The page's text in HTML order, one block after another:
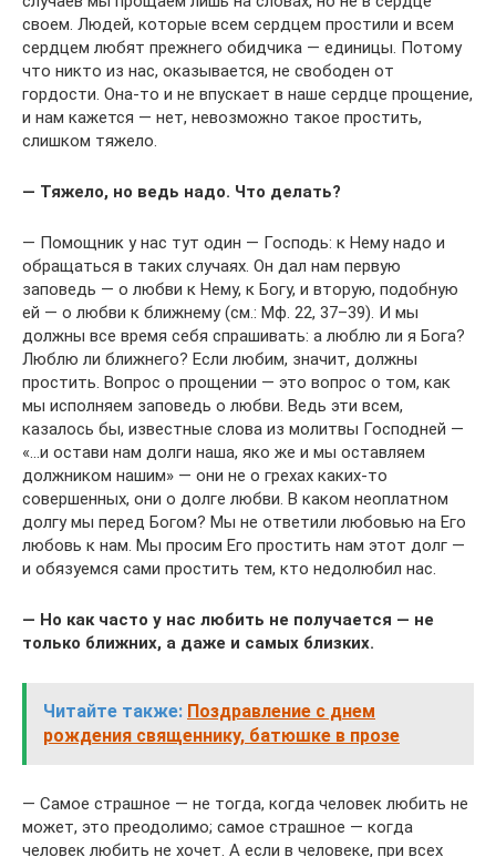
своем. Людей, которые всем сердцем простили и всем
сердцем любят прежнего обидчика — единицы. Потому
что никто из нас, оказывается, не свободен от
гордости. Она-то и не впускает в наше сердце прощение,
и нам кажется — нет, невозможно такое простить,
слишком тяжело.
— Тяжело, но ведь надо. Что делать?
— Помощник у нас тут один — Господь: к Нему надо и
обращаться в таких случаях. Он дал нам первую
заповедь — о любви к Нему, к Богу, и вторую, подобную
ей — о любви к ближнему (см.: Мф. 22, 37–39). И мы
должны все время себя спрашивать: а люблю ли я Бога?
Люблю ли ближнего? Если любим, значит, должны
простить. Вопрос о прощении — это вопрос о том, как
мы исполняем заповедь о любви. Ведь эти всем,
казалось бы, известные слова из молитвы Господней —
«…и остави нам долги наша, яко же и мы оставляем
должником нашим» — они не о грехах каких-то
совершенных, они о долге любви. В каком неоплатном
долгу мы перед Богом? Мы не ответили любовью на Его
любовь к нам. Мы просим Его простить нам этот долг —
и обязуемся сами простить тем, кто недолюбил нас.
— Но как часто у нас любить не получается — не
только ближних, а даже и самых близких.
Читайте также: Поздравление с днем
рождения священнику, батюшке в прозе
— Самое страшное — не тогда, когда человек любить не
может, это преодолимо; самое страшное — когда
человек любить не хочет. А если в человеке, при всех